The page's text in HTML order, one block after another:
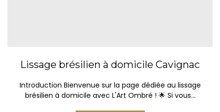
Lissage brésilien à domicile Cavignac
Introduction Bienvenue sur la page dédiée au lissage
brésilien à domicile avec L'Art Ombré ! 🌟 Si vous...